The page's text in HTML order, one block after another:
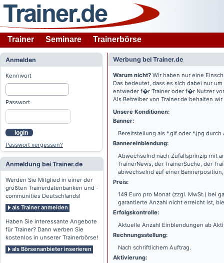
Trainer Seminare Trainerbörse
Anmelden
Kennwort
Passwort
login
Passwort vergessen?
Anmeldung bei Trainer.de
Werden Sie Mitglied in einer der
größten Trainerdatenbanken und -
communities Deutschlands!
als Trainer anmelden
Haben Sie interessante Angebote
für Trainer? Dann werben Sie
kostenlos in unserer Trainerbörse!
als Börsenanbieter inserieren
Werbung bei Trainer.de
Warum nicht? Wir haben nur eine
Das bedeutet, dass es sich dabei nur
entweder f�r Trainer oder f�r Nutzer
Als Betreiber von Trainer.de behalten
Unsere Konditionen:
Banner:
Bereitstellung als *.gif oder *.jpg durch
Bannereinblendung:
Abwechselnd nach Zufallsprinzip mit
TrainerNews, der TrainerSuche, der
abwechselnd auf einer
Preis:
149 Euro pro Monat (zzgl. MwSt.) bei
garantierte Anzahl nicht erreicht ist,
Erfolgskontrolle:
Aktuelle Anzahl Einblendungen ab
Rechnungsstellung:
Nach schriftlichem Auftrag.
Aktivierung: